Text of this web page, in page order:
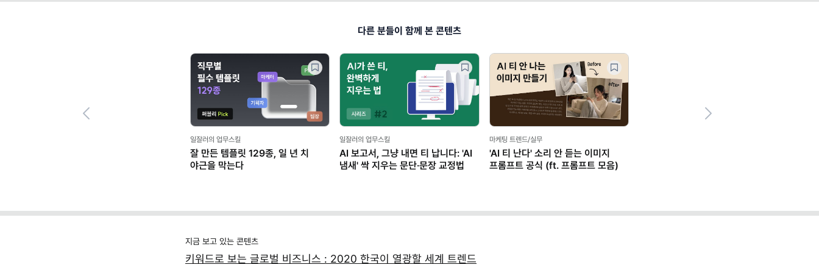
다른 분들이 함께 본 콘텐츠
일잘러의 업무스킬
잘 만든 템플릿 129종, 일 년 치
야근을 막는다
일잘러의 업무스킬
AI 보고서, 그냥 내면 티 납니다: 'AI
냄새' 싹 지우는 문단·문장 교정법
마케팅 트렌드/실무
'AI 티 난다' 소리 안 듣는 이미지
프롬프트 공식 (ft. 프롬프트 모음)
지금 보고 있는 콘텐츠
키워드로 보는 글로벌 비즈니스 : 2020 한국이 열광할 세계 트렌드